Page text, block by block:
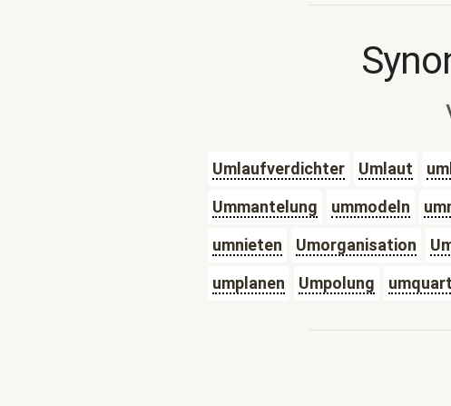
Umlaufverdichter Umlaut
Ummantelung
ummodeln
umnieten
Umorganisation
umplanen
Umpolung